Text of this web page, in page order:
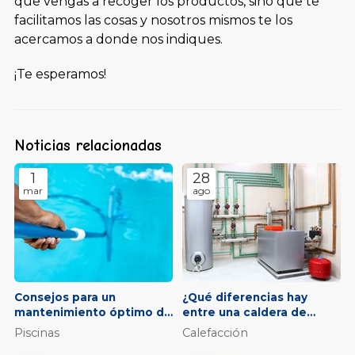
facilitamos las cosas y nosotros mismos te los
acercamos a donde nos indiques.
¡Te esperamos!
Noticias relacionadas
1
mar
Consejos para un
mantenimiento óptimo de
tu piscina
Piscinas
28
ago
¿Qué diferencias hay
entre una caldera de
condensación, mixta, de
Calefacción